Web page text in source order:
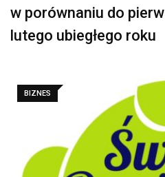
w porównaniu do
lutego ubiegłego roku
BIZNES